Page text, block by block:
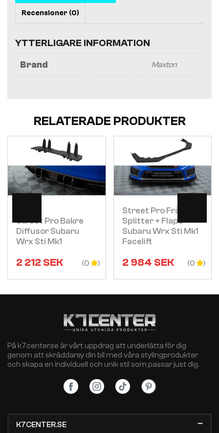
Recensioner (0)
YTTERLIGARE INFORMATION
Brand Maxton
RELATERADE PRODUKTER
Street Pro Bakre
Diffusor Subaru
Wrx Sti Mk1
2 212SEK (0
Visa
Street Pro Främre
Splitter + Flaps
Subaru Wrx Sti Mk1
Facelift
2 984 SEK (0
Visa
På k7center.se är vårt uppdrag att underlätta för dig
genom att skräddarsy din bil med våra stylingprodukter
och skapa en individuell och unik stil som passar just dig.
K7CENTER.SE